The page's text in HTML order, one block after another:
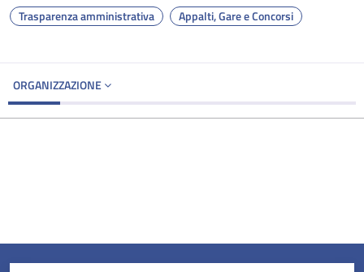
Trasparenza amministrativa Appalti, Gare e Concorsi
ORGANIZZAZIONE